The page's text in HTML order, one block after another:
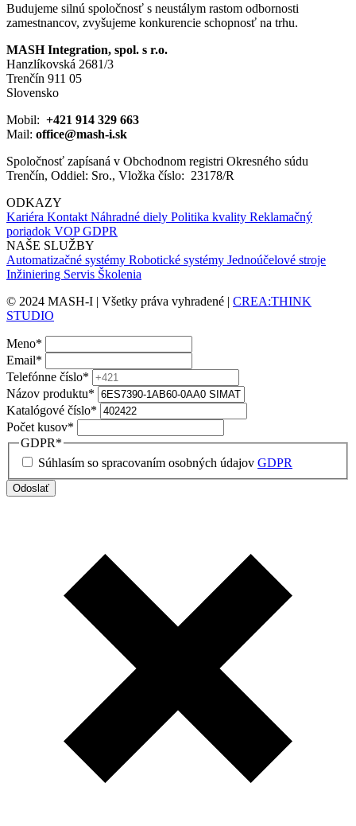
Budujeme silnú spoločnosť s neustálym rastom odbornosti
zamestnancov, zvyšujeme konkurencie schopnosť na trhu.
MASH Integration, spol. s r.o.
Hanzlíkovská 2681/3
Trenčín 911 05
Slovensko
Mobil: +421 914 329 663
Mail: office@mash-i.sk
Spoločnosť zapísaná v Obchodnom registri Okresného súdu
Trenčín, Oddiel: Sro., Vložka číslo: 23178/R
ODKAZY
Kariéra Kontakt Náhradné diely Politika kvality Reklamačný
poriadok VOPGDPR
NAŠE SLUŽBY
Automatizačné systémy Robotické systémy Jednoúčelové stroje
Inžiniering Servis Školenia
© 2024 MASH-I | Všetky práva vyhradené | CREA:THINK
STUDIO
Meno*
Email*
Telefónne číslo*
Názov produktu*
Katalógové číslo*
Počet kusov*
GDPR*
Súhlasím so spracovaním osobných údajov GDPR
Odoslať